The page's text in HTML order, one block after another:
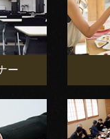
ー